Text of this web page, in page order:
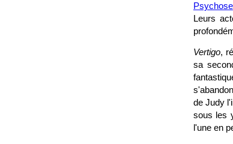
Psychose
Leurs
Vertigo,
sa
de Judy
sous les
l'une en